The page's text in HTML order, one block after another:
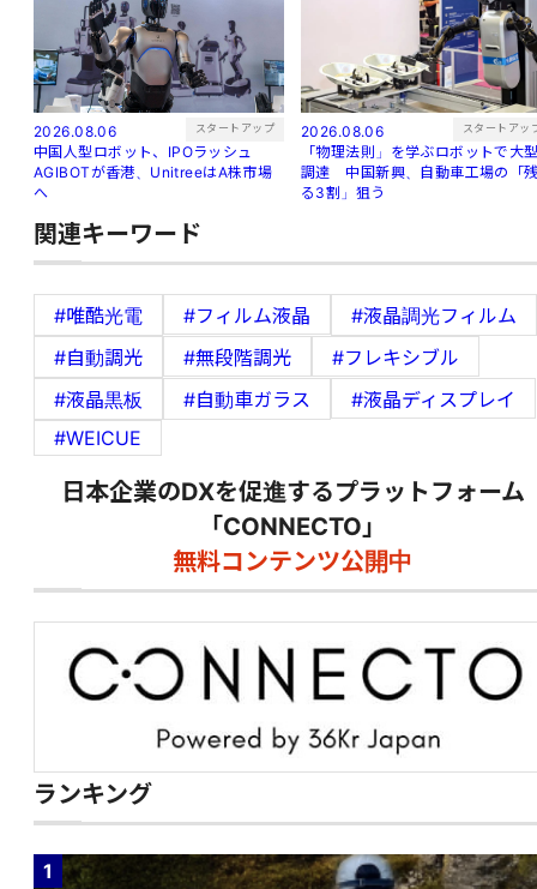
2026.08.06 スタートアップ
中国人型ロボット、IPOラッシュ
AGIBOTが香港、UnitreeはA株市場
へ
2026.08.06 スタートアッ
「物理法則」を学ぶロボットで大
調達 中国新興、自動車工場の「
る3割」狙う
関連キーワード
#唯酷光電 #フィルム液晶
#液晶調光フィルム
#自動調光
#無段階調光
#フレキシブル
#液晶黒板
#自動車ガラス
#液晶ディスプレイ
#WEICUE
日本企業のDXを促進するプラットフォーム
「CONNECTO」
無料コンテンツ公開中
ランキング
1